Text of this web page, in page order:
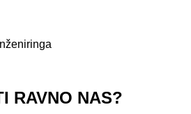
RAVNO NAS?